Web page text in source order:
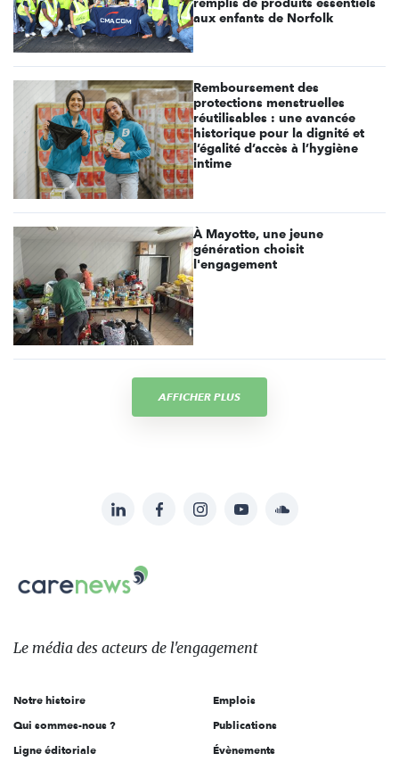
aux enfants de Norfolk
Remboursement des
protections menstruelles
réutilisables : une avancée
historique pour la dignité et
l’égalité d’accès à l’hygiène
intime
À Mayotte, une jeune
génération choisit
l'engagement
AFFICHER PLUS
sur:
LinkedInFacebookInstagramYouTubeSoundcloud
Carenews,
Le
des
l'engagement
Le média des acteurs de l'engagement
Notre histoire
Qui sommes-nous ?
Ligne éditoriale
Emplois
Publications
Évènements